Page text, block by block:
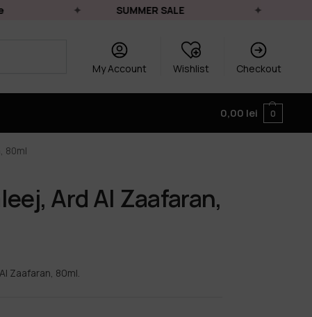
SUMMER SALE
My Account Wishlist Checkout
0,00 lei 0
80ml
Ard Al Zaafaran,
Zaafaran, 80ml.